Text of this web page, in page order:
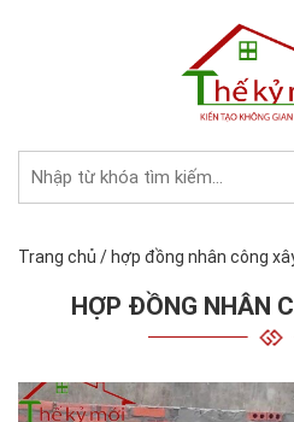
Trang chủ / hợp đồng nhân công
HỢP ĐỒNG NHÂN